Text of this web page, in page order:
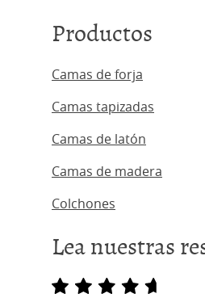
Productos
Camas de forja
Camas tapizadas
Camas de latón
Camas de madera
Colchones
Lea nuestras